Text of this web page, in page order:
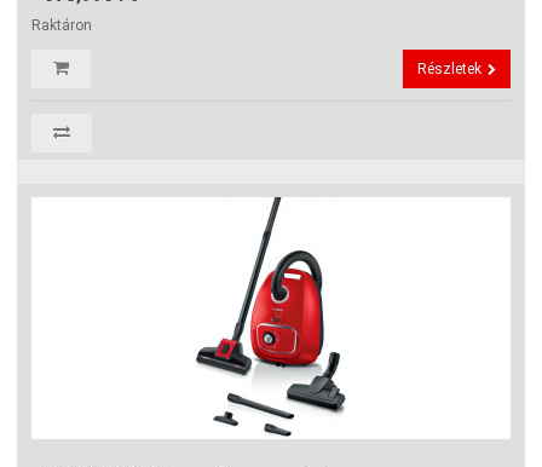
Raktáron
Részletek